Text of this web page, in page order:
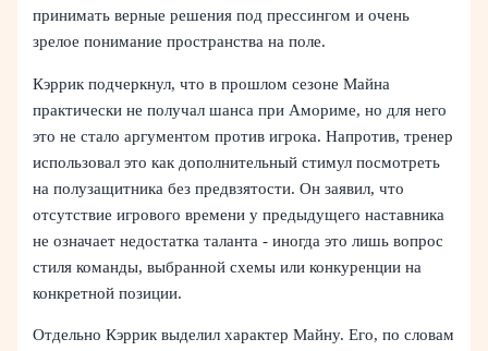
принимать верные решения под прессингом и очень
зрелое понимание пространства на поле.
Кэррик подчеркнул, что в прошлом сезоне Майна
практически не получал шанса при Амориме, но для него
это не стало аргументом против игрока. Напротив, тренер
использовал это как дополнительный стимул посмотреть
на полузащитника без предвзятости. Он заявил, что
отсутствие игрового времени у предыдущего наставника
не означает недостатка таланта - иногда это лишь вопрос
стиля команды, выбранной схемы или конкуренции на
конкретной позиции.
Отдельно Кэррик выделил характер Майну. Его, по словам